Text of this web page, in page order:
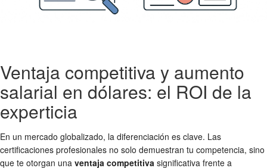
Ventaja competitiva y aumento
salarial en dólares: el ROI de la
experticia
En un mercado globalizado, la diferenciación es clave. Las
certificaciones profesionales no solo demuestran tu competencia, sino
que te otorgan una ventaja competitiva significativa frente a